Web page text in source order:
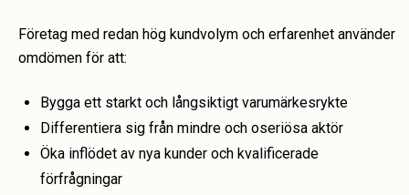
Företag med redan hög kundvolym och erfarenhet använder
omdömen för att:
Bygga ett starkt och långsiktigt varumärkesrykte
Differentiera sig från mindre och oseriösa aktör
Öka inflödet av nya kunder och kvalificerade
förfrågningar